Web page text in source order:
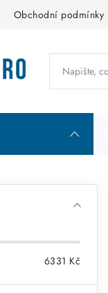
Obchodní podmínky
6331 Kč